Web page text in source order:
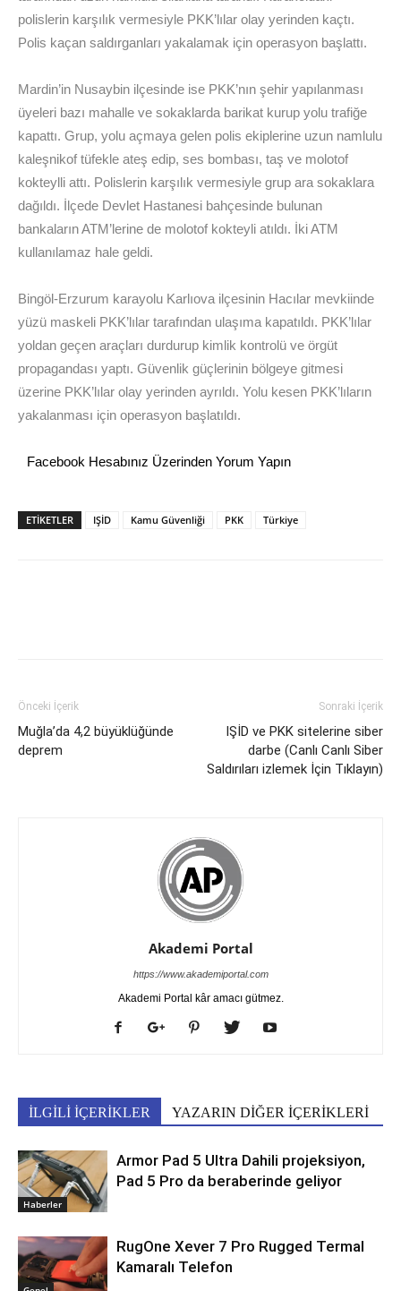
polislerin karşılık vermesiyle PKK’lılar olay yerinden kaçtı.
Polis kaçan saldırganları yakalamak için operasyon başlattı.
Mardin’in Nusaybin ilçesinde ise PKK’nın şehir yapılanması
üyeleri bazı mahalle ve sokaklarda barikat kurup yolu trafiğe
kapattı. Grup, yolu açmaya gelen polis ekiplerine uzun namlulu
kaleşnikof tüfekle ateş edip, ses bombası, taş ve molotof
kokteylli attı. Polislerin karşılık vermesiyle grup ara sokaklara
dağıldı. İlçede Devlet Hastanesi bahçesinde bulunan
bankaların ATM’lerine de molotof kokteyli atıldı. İki ATM
kullanılamaz hale geldi.
Bingöl-Erzurum karayolu Karlıova ilçesinin Hacılar mevkiinde
yüzü maskeli PKK’lılar tarafından ulaşıma kapatıldı. PKK’lılar
yoldan geçen araçları durdurup kimlik kontrolü ve örgüt
propagandası yaptı. Güvenlik güçlerinin bölgeye gitmesi
üzerine PKK’lılar olay yerinden ayrıldı. Yolu kesen PKK’lıların
yakalanması için operasyon başlatıldı.
Facebook Hesabınız Üzerinden Yorum Yapın
ETİKETLER IŞİD Kamu Güvenliği PKK Türkiye
Önceki İçerik
Muğla’da 4,2 büyüklüğünde
deprem
Sonraki İçerik
IŞİD ve PKK sitelerine siber
darbe (Canlı Canlı Siber
Saldırıları izlemek İçin Tıklayın)
Akademi Portal
https://www.akademiportal.com
Akademi Portal kâr amacı gütmez.
İLGİLİ İÇERİKLER YAZARIN DİĞER İÇERİKLERİ
Haberler
Armor Pad 5 Ultra Dahili projeksiyon,
Pad 5 Pro da beraberinde geliyor
RugOne Xever 7 Pro Rugged Termal
Kamaralı Telefon